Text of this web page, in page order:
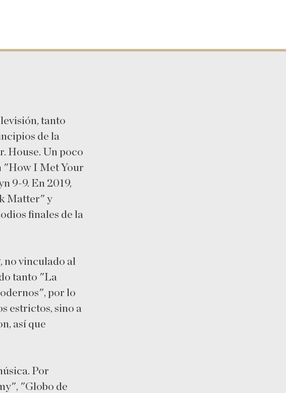
tanto
de la
House. Un poco
"How I Met Your
9-9. En 2019,
Matter" y
finales de la
no vinculado al
tanto "La
por lo
estrictos, sino a
así que
Por
"Globo de